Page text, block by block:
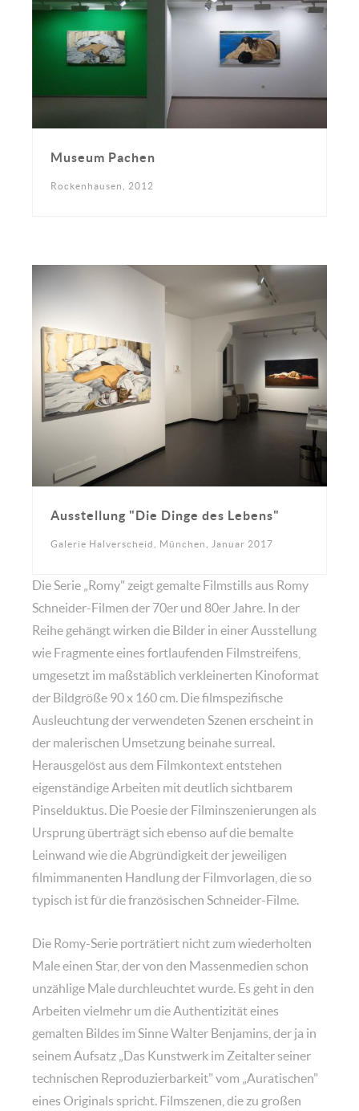
Museum Pachen
Rockenhausen, 2012
Ausstellung "Die Dinge des Lebens"
Galerie Halverscheid, München, Januar 2017
Die Serie „Romy" zeigt gemalte Filmstills aus Romy
Schneider-Filmen der 70er und 80er Jahre. In der
Reihe gehängt wirken die Bilder in einer Ausstellung
wie Fragmente eines fortlaufenden Filmstreifens,
umgesetzt im maßstäblich verkleinerten Kinoformat
der Bildgröße 90 x 160 cm. Die filmspezifische
Ausleuchtung der verwendeten Szenen erscheint in
der malerischen Umsetzung beinahe surreal.
Herausgelöst aus dem Filmkontext entstehen
eigenständige Arbeiten mit deutlich sichtbarem
Pinselduktus. Die Poesie der Filminszenierungen als
Ursprung überträgt sich ebenso auf die bemalte
Leinwand wie die Abgründigkeit der jeweiligen
filmimmanenten Handlung der Filmvorlagen, die so
typisch ist für die französischen Schneider-Filme.
Die Romy-Serie porträtiert nicht zum wiederholten
Male einen Star, der von den Massenmedien schon
unzählige Male durchleuchtet wurde. Es geht in den
Arbeiten vielmehr um die Authentizität eines
gemalten Bildes im Sinne Walter Benjamins, der ja in
seinem Aufsatz „Das Kunstwerk im Zeitalter seiner
technischen Reproduzierbarkeit" vom „Auratischen"
eines Originals spricht. Filmszenen, die zu großen